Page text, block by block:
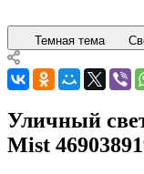
Темная тема
Уличный
Mist